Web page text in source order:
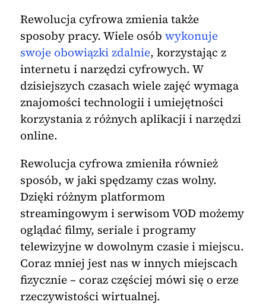
Rewolucja cyfrowa zmienia także
sposoby pracy. Wiele osób wykonuje
swoje obowiązki zdalnie, korzystając z
internetu i narzędzi cyfrowych. W
dzisiejszych czasach wiele zajęć wymaga
znajomości technologii i umiejętności
korzystania z różnych aplikacji i narzędzi
online.
Rewolucja cyfrowa zmieniła również
sposób, w jaki spędzamy czas wolny.
Dzięki różnym platformom
streamingowym i serwisom VOD możemy
oglądać filmy, seriale i programy
telewizyjne w dowolnym czasie i miejscu.
Coraz mniej jest nas w innych miejscach
fizycznie – coraz częściej mówi się o erze
rzeczywistości wirtualnej.